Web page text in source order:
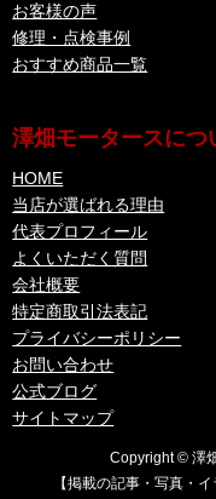
お客様の声
修理・点検事例
おすすめ商品一覧
澤畑モータースにつ
HOME
当店が選ばれる理由
代表プロフィール
よくいただく質問
会社概要
特定商取引法表記
プライバシーポリシー
お問い合わせ
公式ブログ
サイトマップ
Copyright © 澤
【掲載の記事・写真・